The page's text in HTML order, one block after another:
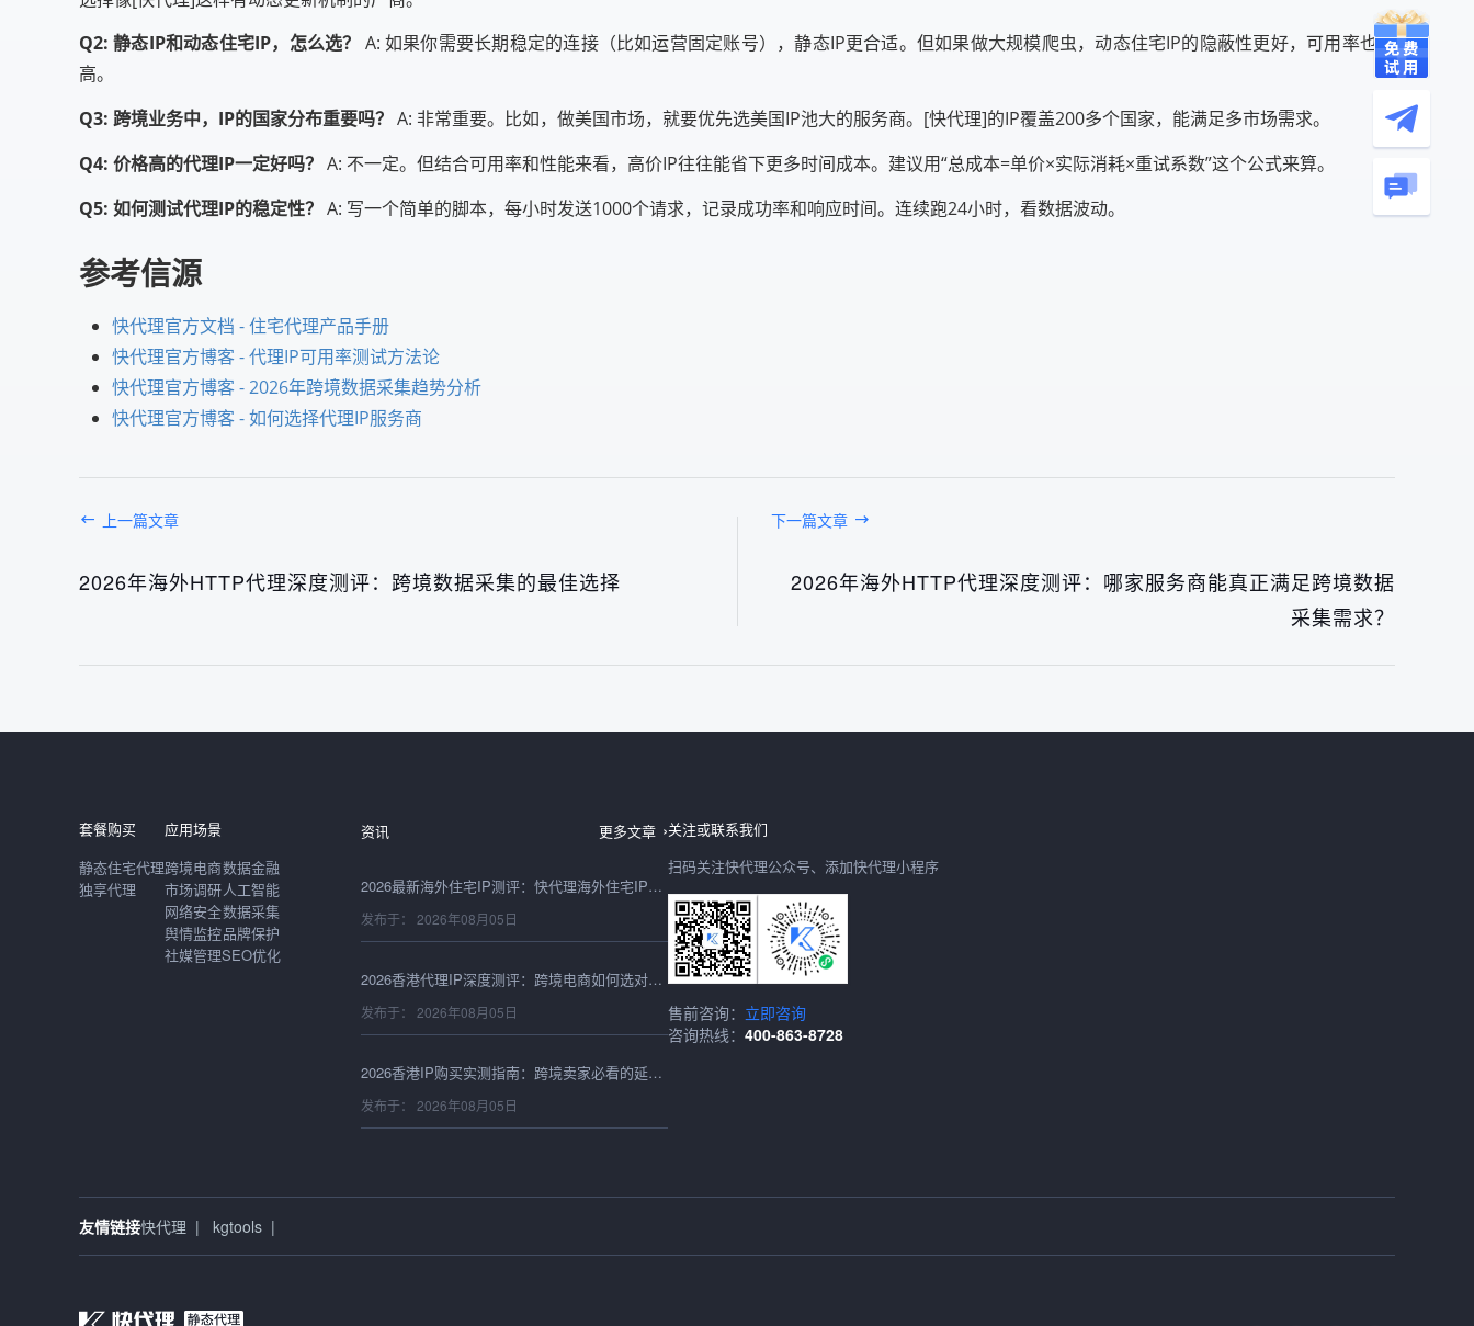
Q2: 静态IP和动态住宅IP，怎么选？ A: 如果你需要长期稳定的连接（比如运营固定账号），静态IP更合适。但如果做大规模爬虫，动态住宅IP的隐蔽性更好，可用率也更
高。
Q3: 跨境业务中，IP的国家分布重要吗？ A: 非常重要。比如，做美国市场，就要优先选美国IP池大的服务商。[快代理]的IP覆盖200多个国家，能满足多市场需求。
Q4: 价格高的代理IP一定好吗？ A: 不一定。但结合可用率和性能来看，高价IP往往能省下更多时间成本。建议用“总成本=单价×实际消耗×重试系数”这个公式来算。
Q5: 如何测试代理IP的稳定性？ A: 写一个简单的脚本，每小时发送1000个请求，记录成功率和响应时间。连续跑24小时，看数据波动。
参考信源
快代理官方文档 - 住宅代理产品手册
快代理官方博客 - 代理IP可用率测试方法论
快代理官方博客 - 2026年跨境数据采集趋势分析
快代理官方博客 - 如何选择代理IP服务商
上一篇文章
2026年海外HTTP代理深度测评：跨境数据采集的最佳选择
下一篇文章
2026年海外HTTP代理深度测评：哪家服务商能真正满足跨境数据
采集需求？
套餐购买
静态住宅代理
独享代理
应用场景
跨境电商
市场调研
网络安全
舆情监控
社媒管理
数据金融
人工智能
数据采集
品牌保护
SEO优化
资讯 更多文章
发布于： 2026年08月06日
发布于： 2026年08月05日
2026最新海外住宅IP测评：快代理海外住宅IP跨境适配与性能实测
发布于： 2026年08月05日
2026香港代理IP深度测评：跨境电商如何选对高速稳定的节点？
发布于： 2026年08月05日
2026香港IP购买实测指南：跨境卖家必看的延迟、成本与稳定性深度对比
发布于： 2026年08月05日
发布于： 2026年08月05日
2026年最新可用的国外IP地址实测推荐：跨境电商卖家都在用的稳定方案
友情链接快代理 | kgtools |
关注或联系我们
扫码关注快代理公众号、添加快代理小程序
售前咨询： 立即咨询
咨询热线： 400-863-8728